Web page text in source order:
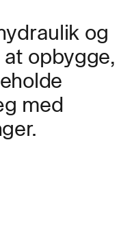
og
opbygge,
med